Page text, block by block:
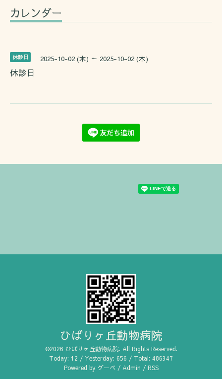
カレンダー
休診日 2025-10-02 (木) ～ 2025-10-02 (木)
休診日
ひばりヶ丘動物病院
©2026 ひばりヶ丘動物病院. All Rights Reserved.
Today: 12 / Yesterday: 656 / Total: 486347
Powered by グーペ/ Admin / RSS